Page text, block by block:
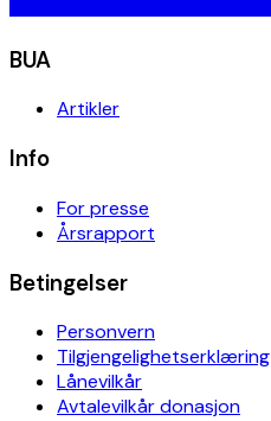
BUA
Artikler
Info
For presse
Årsrapport
Betingelser
Personvern
Tilgjengelighetserklæring
Lånevilkår
Avtalevilkår donasjon